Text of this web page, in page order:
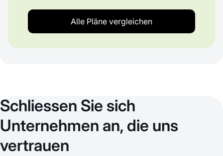
Alle Pläne vergleichen
Schliessen Sie sich
Unternehmen an, die uns
vertrauen